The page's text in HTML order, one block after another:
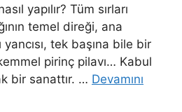
yapılır? Tüm sırları
temel direği, ana
tek başına bile bir
pirinç pilavı… Kabul
bir sanattır. … Devamını